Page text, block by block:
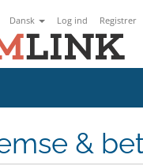
Dansk Log ind Registrer
&